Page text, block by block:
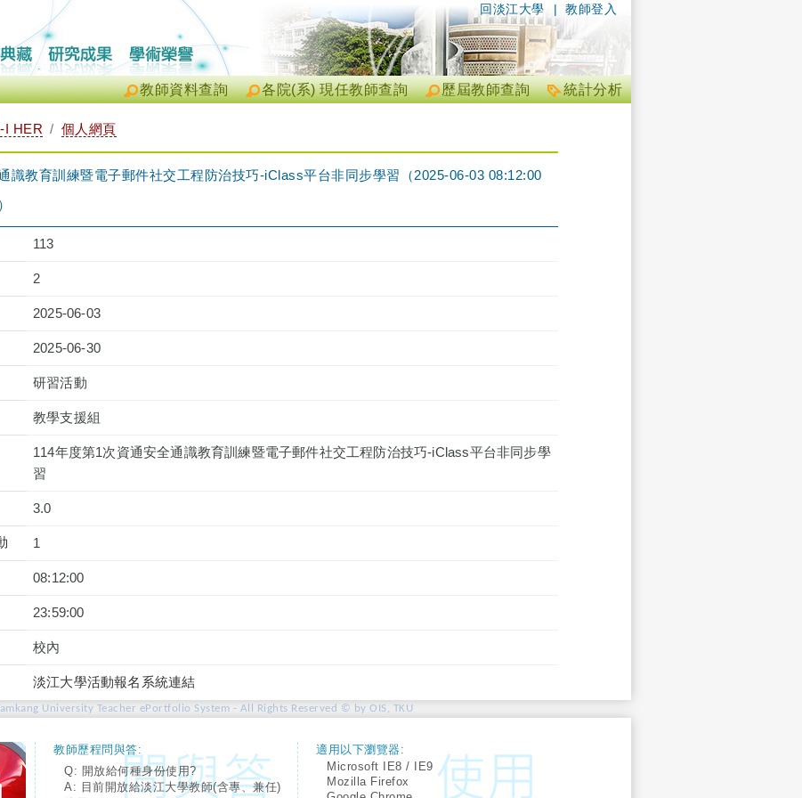
| 教師登入
回淡江大學
統計分析
歷屆教師查詢
各院(系) 現任教師查詢
教師資料查詢
I HER 個人網頁
識教育訓練暨電子郵件社交工程防治技巧-iClass平台非同步學習（2025-06-03 08:12:00
113
2
2025-06-03
2025-06-30
研習活動
教學支援組
114年度第1次資通安全通識教育訓練暨電子郵件社交工程防治技巧-iClass平台非同步學
習
3.0
1
08:12:00
23:59:00
校內
淡江大學活動報名系統連結
University Teacher ePortfolio System - All Rights Reserved © by OIS, TKU
教師歷程問與答:
Q: 開放給何種身份使用?
A: 目前開放給淡江大學教師(含專、兼任)
適用以下瀏覽器:
Microsoft IE8 / IE9
Mozilla Firefox